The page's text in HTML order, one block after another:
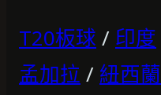
T20板球 / 印度
孟加拉 / 紐西蘭